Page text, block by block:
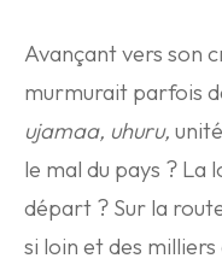
Avançant vers son
murmurait parfois
ujamaa, uhuru,
le mal du pays ? La
départ ? Sur la
si loin et des